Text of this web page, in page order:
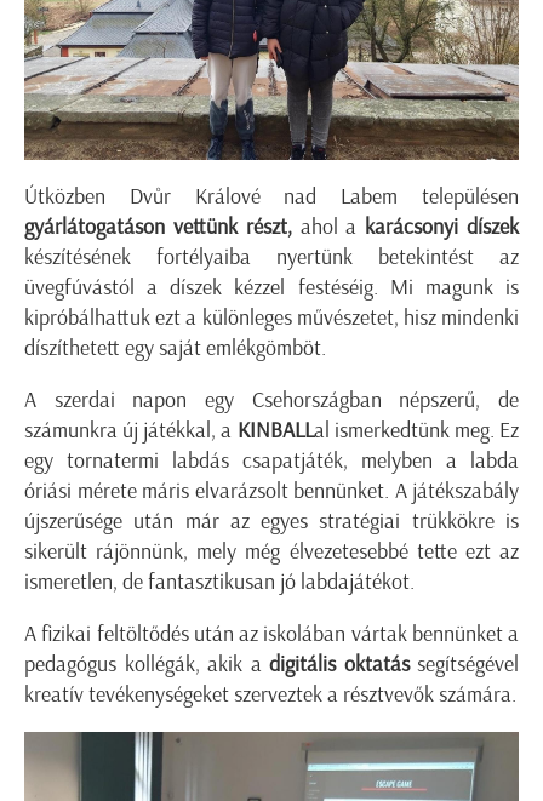
Útközben Dvůr Králové nad Labem településen
gyárlátogatáson vettünk részt, ahol a karácsonyi díszek
készítésének fortélyaiba nyertünk betekintést az
üvegfúvástól a díszek kézzel festéséig. Mi magunk is
kipróbálhattuk ezt a különleges művészetet, hisz mindenki
díszíthetett egy saját emlékgömböt.
A szerdai napon egy Csehországban népszerű, de
számunkra új játékkal, a KINBALLal ismerkedtünk meg. Ez
egy tornatermi labdás csapatjáték, melyben a labda
óriási mérete máris elvarázsolt bennünket. A játékszabály
újszerűsége után már az egyes stratégiai trükkökre is
sikerült rájönnünk, mely még élvezetesebbé tette ezt az
ismeretlen, de fantasztikusan jó labdajátékot.
A fizikai feltöltődés után az iskolában vártak bennünket a
pedagógus kollégák, akik a digitális oktatás segítségével
kreatív tevékenységeket szerveztek a résztvevők számára.